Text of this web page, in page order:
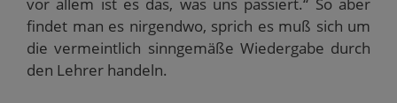
findet man es nirgendwo, sprich es muß sich um
die vermeintlich sinngemäße Wiedergabe durch
den Lehrer handeln.